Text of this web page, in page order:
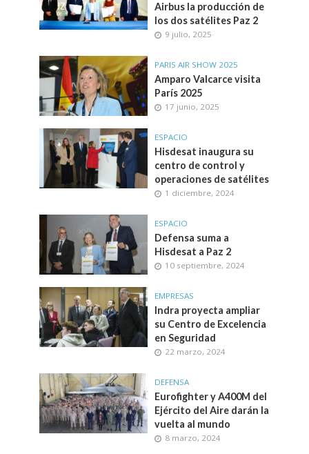
Airbus la producción de
los dos satélites Paz 2
9 julio, 2025
PARIS AIR SHOW 2025
Amparo Valcarce visita
París 2025
17 junio, 2025
ESPACIO
Hisdesat inaugura su
centro de control y
operaciones de satélites
1 diciembre, 2024
ESPACIO
Defensa suma a
Hisdesat a Paz 2
10 septiembre, 2024
EMPRESAS
Indra proyecta ampliar
su Centro de Excelencia
en Seguridad
22 marzo, 2024
DEFENSA
Eurofighter y A400M del
Ejército del Aire darán la
vuelta al mundo
8 marzo, 2024